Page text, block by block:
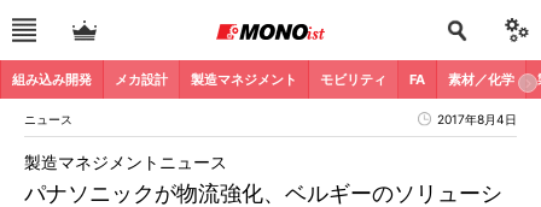
組み込み開発 メカ設計 製造マネジメント モビリティ FA 素材／化学
ニュース 2017年8月4日
パナソニックが物流強化、ベルギーのソリューシ
製造マネジメントニュース